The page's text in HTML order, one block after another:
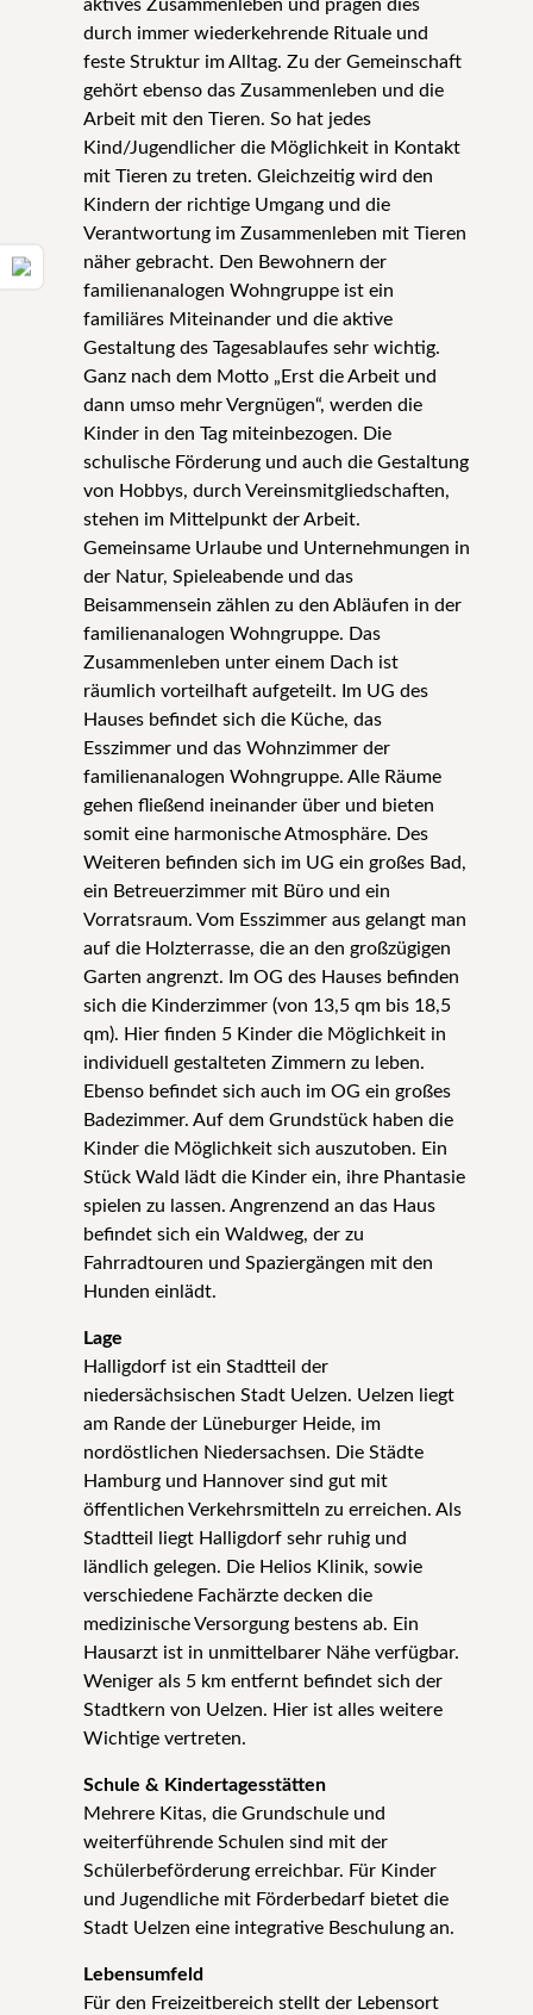
aktives Zusammenleben und prägen dies
durch immer wiederkehrende Rituale und
feste Struktur im Alltag. Zu der Gemeinschaft
gehört ebenso das Zusammenleben und die
Arbeit mit den Tieren. So hat jedes
Kind/Jugendlicher die Möglichkeit in Kontakt
mit Tieren zu treten. Gleichzeitig wird den
Kindern der richtige Umgang und die
Verantwortung im Zusammenleben mit Tieren
näher gebracht. Den Bewohnern der
familienanalogen Wohngruppe ist ein
familiäres Miteinander und die aktive
Gestaltung des Tagesablaufes sehr wichtig.
Ganz nach dem Motto „Erst die Arbeit und
dann umso mehr Vergnügen“, werden die
Kinder in den Tag miteinbezogen. Die
schulische Förderung und auch die Gestaltung
von Hobbys, durch Vereinsmitgliedschaften,
stehen im Mittelpunkt der Arbeit.
Gemeinsame Urlaube und Unternehmungen in
der Natur, Spieleabende und das
Beisammensein zählen zu den Abläufen in der
familienanalogen Wohngruppe. Das
Zusammenleben unter einem Dach ist
räumlich vorteilhaft aufgeteilt. Im UG des
Hauses befindet sich die Küche, das
Esszimmer und das Wohnzimmer der
familienanalogen Wohngruppe. Alle Räume
gehen fließend ineinander über und bieten
somit eine harmonische Atmosphäre. Des
Weiteren befinden sich im UG ein großes Bad,
ein Betreuerzimmer mit Büro und ein
Vorratsraum. Vom Esszimmer aus gelangt man
auf die Holzterrasse, die an den großzügigen
Garten angrenzt. Im OG des Hauses befinden
sich die Kinderzimmer (von 13,5 qm bis 18,5
qm). Hier finden 5 Kinder die Möglichkeit in
individuell gestalteten Zimmern zu leben.
Ebenso befindet sich auch im OG ein großes
Badezimmer. Auf dem Grundstück haben die
Kinder die Möglichkeit sich auszutoben. Ein
Stück Wald lädt die Kinder ein, ihre Phantasie
spielen zu lassen. Angrenzend an das Haus
befindet sich ein Waldweg, der zu
Fahrradtouren und Spaziergängen mit den
Hunden einlädt.
Lage
Halligdorf ist ein Stadtteil der
niedersächsischen Stadt Uelzen. Uelzen liegt
am Rande der Lüneburger Heide, im
nordöstlichen Niedersachsen. Die Städte
Hamburg und Hannover sind gut mit
öffentlichen Verkehrsmitteln zu erreichen. Als
Stadtteil liegt Halligdorf sehr ruhig und
ländlich gelegen. Die Helios Klinik, sowie
verschiedene Fachärzte decken die
medizinische Versorgung bestens ab. Ein
Hausarzt ist in unmittelbarer Nähe verfügbar.
Weniger als 5 km entfernt befindet sich der
Stadtkern von Uelzen. Hier ist alles weitere
Wichtige vertreten.
Schule & Kindertagesstätten
Mehrere Kitas, die Grundschule und
weiterführende Schulen sind mit der
Schülerbeförderung erreichbar. Für Kinder
und Jugendliche mit Förderbedarf bietet die
Stadt Uelzen eine integrative Beschulung an.
Lebensumfeld
Für den Freizeitbereich stellt der Lebensort